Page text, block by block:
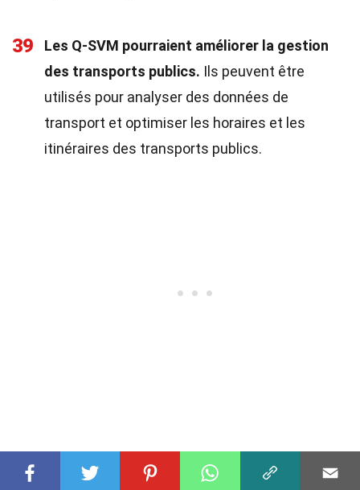
39
Les Q-SVM pourraient améliorer la gestion
des transports publics. Ils peuvent être
utilisés pour analyser des données de
transport et optimiser les horaires et les
itinéraires des transports publics.